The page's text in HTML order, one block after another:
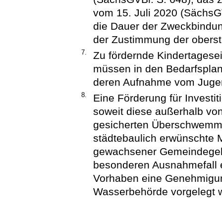
vom 15. Juli 2020
die Dauer der
der Zustimmung der
7.
Zu fördernde
müssen in den
deren Aufnahme vom
8.
Eine Förderung für
soweit diese außerhalb
gesicherten
städtebaulich erwünschte
gewachsener
besonderen
Vorhaben eine
Wasserbehörde vorgelegt